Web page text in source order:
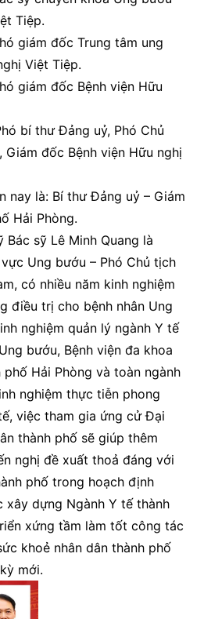
Tiệp.
giám đốc Trung tâm ung
Việt Tiệp.
giám đốc Bệnh viện Hữu
bí thư Đảng uỷ, Phó Chủ
đốc Bệnh viện Hữu nghị
nay là: Bí thư Đảng uỷ – Giám
Hải Phòng.
Bác sỹ Lê Minh Quang là
Ung bướu – Phó Chủ tịch
có nhiều năm kinh nghiệm
điều trị cho bệnh nhân Ung
nghiệm quản lý ngành Y tế
bướu, Bệnh viện đa khoa
Hải Phòng và toàn ngành
nghiệm thực tiễn phong
việc tham gia ứng cử Đại
thành phố sẽ giúp thêm
nghị đề xuất thoả đáng với
phố trong hoạch định
xây dựng Ngành Y tế thành
xứng tầm làm tốt công tác
khoẻ nhân dân thành phố
mới.